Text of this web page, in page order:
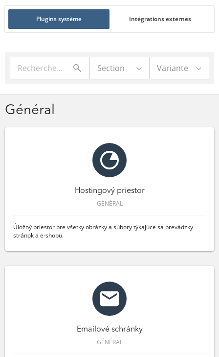
Plugins système Intégrations externes
Section Variante
Général
Hostingový priestor
GÉNÉRAL
Úložný priestor pre všetky obrázky a súbory týkajúce sa prevádzky
stránok a e-shopu.
Emailové schránky
GÉNÉRAL